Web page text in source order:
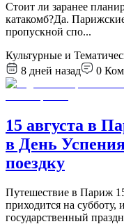
Стоит ли заранее
катакомб?Да.
пропускной спо...
Культурные и
8 дней назад
0
15 августа в
в День
поездку
Путешествие в Париж 15
приходится на субботу,
государственный